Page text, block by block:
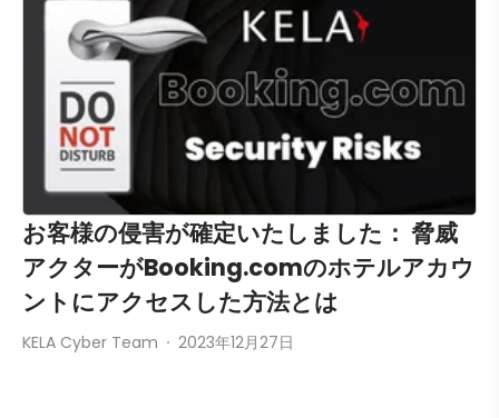
お客様の侵害が確定いたしました： 脅威
アクターがBooking.comのホテルアカウ
ントにアクセスした方法とは
KELA Cyber Team 2023年12月27日